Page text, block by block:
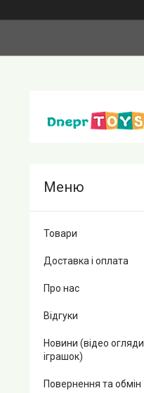
Товари
Доставка і оплата
Про нас
Відгуки
Новини (відео огляди
іграшок)
Повернення та обмін